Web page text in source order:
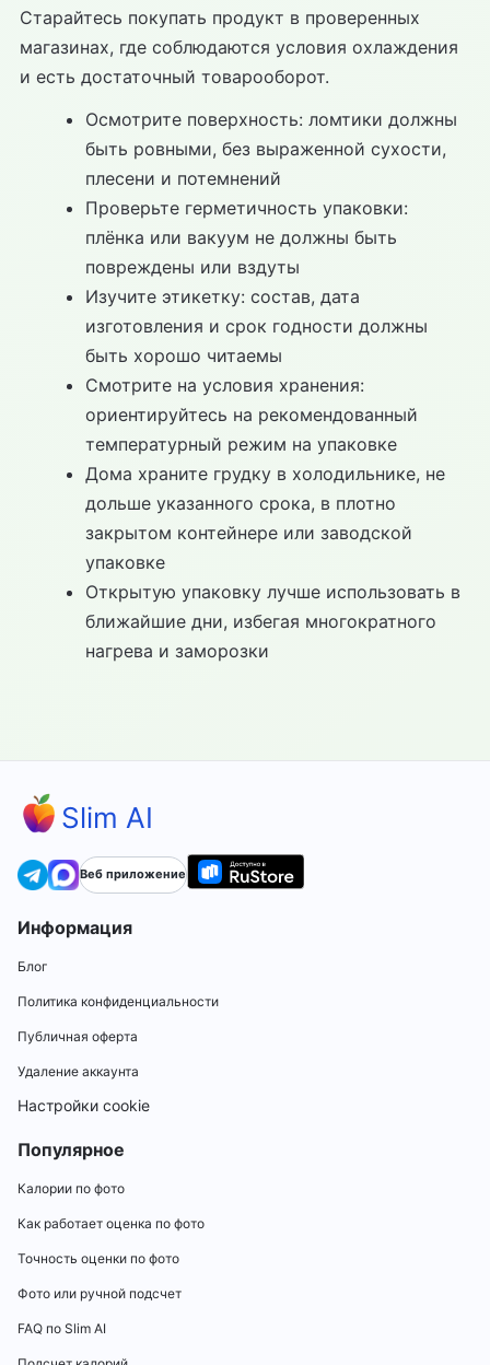
Старайтесь покупать продукт в проверенных
магазинах, где соблюдаются условия охлаждения
и есть достаточный товарооборот.
Осмотрите поверхность: ломтики должны
быть ровными, без выраженной сухости,
плесени и потемнений
Проверьте герметичность упаковки:
плёнка или вакуум не должны быть
повреждены или вздуты
Изучите этикетку: состав, дата
изготовления и срок годности должны
быть хорошо читаемы
Смотрите на условия хранения:
ориентируйтесь на рекомендованный
температурный режим на упаковке
Дома храните грудку в холодильнике, не
дольше указанного срока, в плотно
закрытом контейнере или заводской
упаковке
Открытую упаковку лучше использовать в
ближайшие дни, избегая многократного
нагрева и заморозки
Slim AI
Веб приложение
Информация
Блог
Политика конфиденциальности
Публичная оферта
Удаление аккаунта
Настройки cookie
Популярное
Калории по фото
Как работает оценка по фото
Точность оценки по фото
Фото или ручной подсчет
FAQ по Slim AI